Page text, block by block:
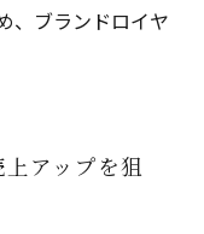
、ブランドロイヤ
アップを狙